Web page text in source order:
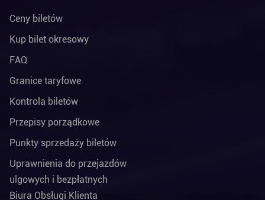
Ceny biletów
Kup bilet okresowy
FAQ
Granice taryfowe
Kontrola biletów
Przepisy porządkowe
Punkty sprzedaży biletów
Uprawnienia do przejazdów
ulgowych i bezpłatnych
Biura Obsługi Klienta